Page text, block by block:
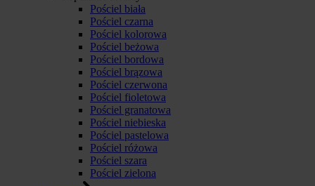
Pościel biała
Pościel czarna
Pościel kolorowa
Pościel beżowa
Pościel bordowa
Pościel brązowa
Pościel czerwona
Pościel fioletowa
Pościel granatowa
Pościel niebieska
Pościel pastelowa
Pościel różowa
Pościel szara
Pościel zielona